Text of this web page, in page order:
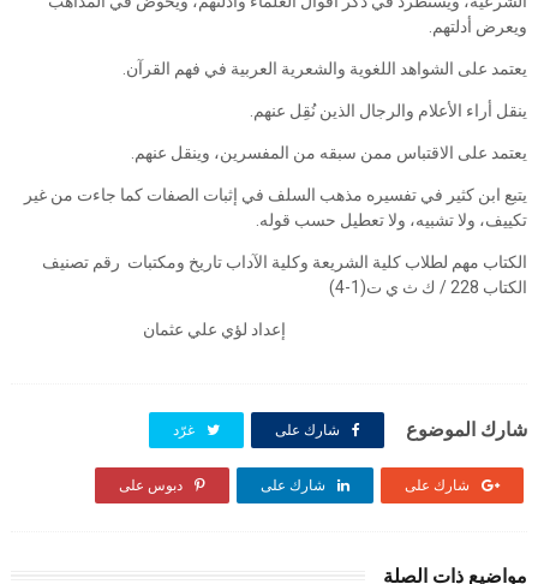
ويعرض أدلتهم.
يعتمد على الشواهد اللغوية والشعرية العربية في فهم القرآن.
ينقل أراء الأعلام والرجال الذين نُقِل عنهم.
يعتمد على الاقتباس ممن سبقه من المفسرين، وينقل عنهم.
يتبع ابن كثير في تفسيره مذهب السلف في إثبات الصفات كما جاءت من غير
تكييف، ولا تشبيه، ولا تعطيل حسب قوله.
الكتاب مهم لطلاب كلية الشريعة وكلية الآداب تاريخ ومكتبات رقم تصنيف
الكتاب 228 / ك ث ي ت(1-4)
إعداد لؤي علي عثمان
شارك الموضوع شارك على غرّد
شارك على شارك على دبوس على
مواضيع ذات الصلة